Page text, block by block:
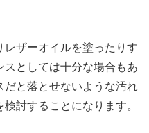
ザーオイルを塗ったりす
スとしては十分な場合もあ
だと落とせないような汚れ
討することになります。